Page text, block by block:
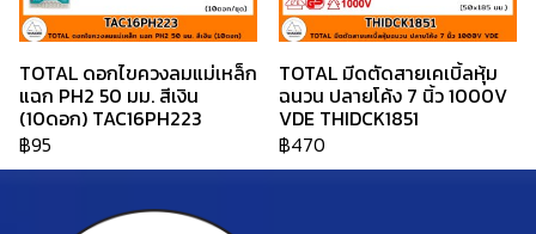
TOTAL ดอกไขควงลมแม่เหล็ก
แฉก PH2 50 มม. สีเงิน
(10ดอก) TAC16PH223
฿95
TOTAL มีดตัดสายเคเบิ้ลหุ้ม
ฉนวน ปลายโค้ง 7 นิ้ว 1000V
VDE THIDCK1851
฿470